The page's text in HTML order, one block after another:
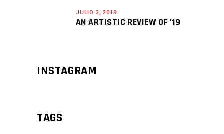
JULIO 3, 2019
AN ARTISTIC REVIEW OF ’19
INSTAGRAM
TAGS